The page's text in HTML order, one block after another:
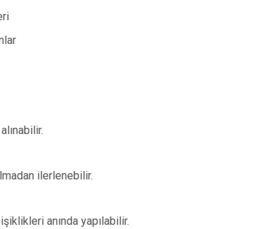
ilerlenebilir.
anında yapılabilir.